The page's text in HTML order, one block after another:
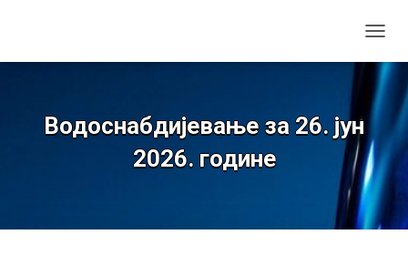
Водоснабдијевање за 26. јун
2026. године